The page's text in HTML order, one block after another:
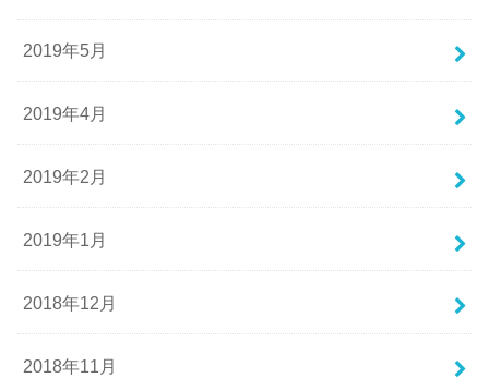
2019年5月
2019年4月
2019年2月
2019年1月
2018年12月
2018年11月